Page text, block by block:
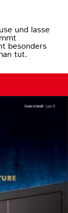
und lasse
besonders
tut.